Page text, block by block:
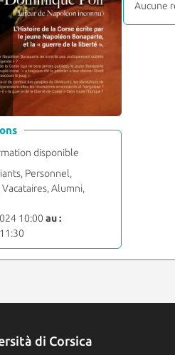
disponible
Personnel,
Alumni,
10:00 au :
Aucune
di Corsica